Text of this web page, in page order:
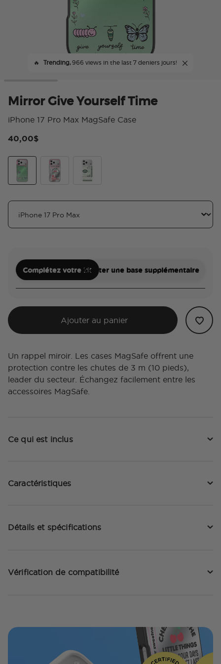
🔥 Trending,966 views in the last 7 deniers jours!
Mirror Give Yourself Time
iPhone 17 Pro Max MagSafe Case
40,00$
Complétez votre kitAjouter une base supplémentaire
Ajouter au panier
Un rappel miroir. Les cases MagSafe offrent une
protection contre les chutes de 3 m (10 pieds),
leader du secteur. Échangez facilement entre les
accessoires MagSafe.
Ce qui est inclus
Caractéristiques
Détails et spécifications
Vérification de compatibilité